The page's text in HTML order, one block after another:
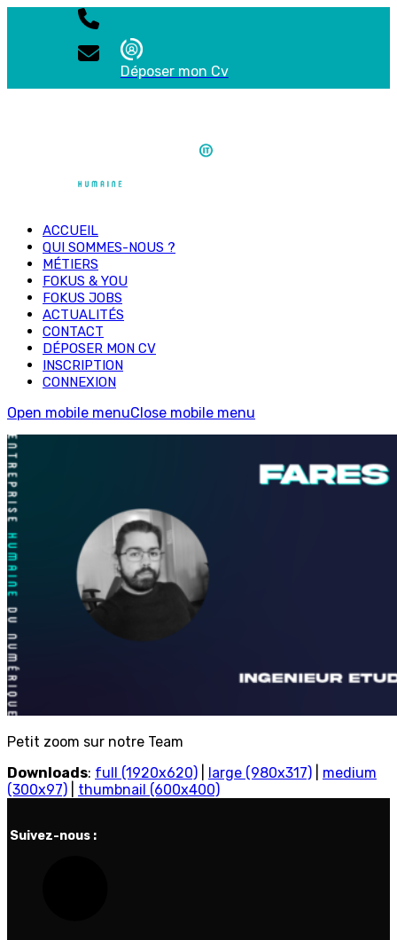
Déposer mon Cv
ACCUEIL
QUI SOMMES-NOUS ?
MÉTIERS
FOKUS & YOU
FOKUS JOBS
ACTUALITÉS
CONTACT
DÉPOSER MON CV
INSCRIPTION
CONNEXION
Open mobile menuClose mobile menu
Petit zoom sur notre Team
Downloads: full (1920x620) large (980x317)
medium
(300x97)
thumbnail (600x400)
Suivez-nous :